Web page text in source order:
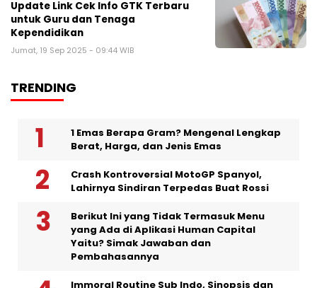
Update Link Cek Info GTK Terbaru
untuk Guru dan Tenaga
Kependidikan
Jumat, 19 Sep 2025 - 09:44 WIB
TRENDING
1 Emas Berapa Gram? Mengenal Lengkap
Berat, Harga, dan Jenis Emas
Crash Kontroversial MotoGP Spanyol,
Lahirnya Sindiran Terpedas Buat Rossi
Berikut Ini yang Tidak Termasuk Menu
yang Ada di Aplikasi Human Capital
Yaitu? Simak Jawaban dan
Pembahasannya
Immoral Routine Sub Indo, Sinopsis dan